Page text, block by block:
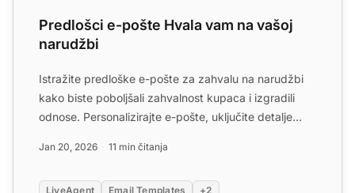
Predlošci e-pošte Hvala vam na vašoj
narudžbi
Istražite predloške e-pošte za zahvalu na narudžbi
kako biste poboljšali zahvalnost kupaca i izgradili
odnose. Personalizirajte e-pošte, uključite detalje
Jan 20, 2026 11 min čitanja
LiveAgent Email Templates +2